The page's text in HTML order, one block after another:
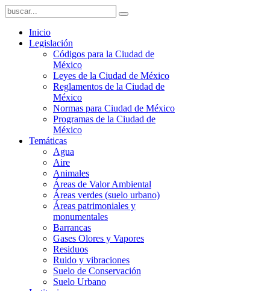
Inicio
Legislación
Códigos para la Ciudad de
México
Leyes de la Ciudad de México
Reglamentos de la Ciudad de
México
Normas para Ciudad de México
Programas de la Ciudad de
México
Temáticas
Agua
Aire
Animales
Áreas de Valor Ambiental
Áreas verdes (suelo urbano)
Áreas patrimoniales y
monumentales
Barrancas
Gases Olores y Vapores
Residuos
Ruido y vibraciones
Suelo de Conservación
Suelo Urbano